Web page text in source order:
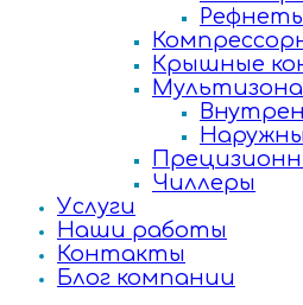
Крышные
Чиллеры
Услуги
Наши работы
Контакты
Блог компании